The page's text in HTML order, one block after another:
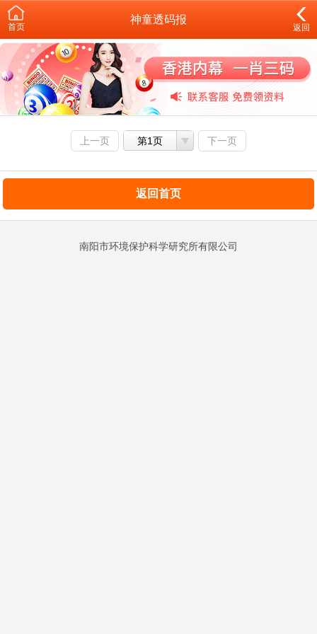
首页
神童透码报
返回
上一页 第1页 下一页
返回首页
南阳市环境保护科学研究所有限公司